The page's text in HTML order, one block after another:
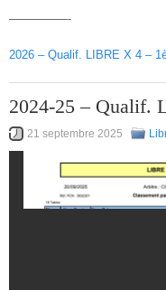
—————-
2026 – Qualif. LIBRE X 4 –
2024-25 – Qualif.
21 septembre 2025